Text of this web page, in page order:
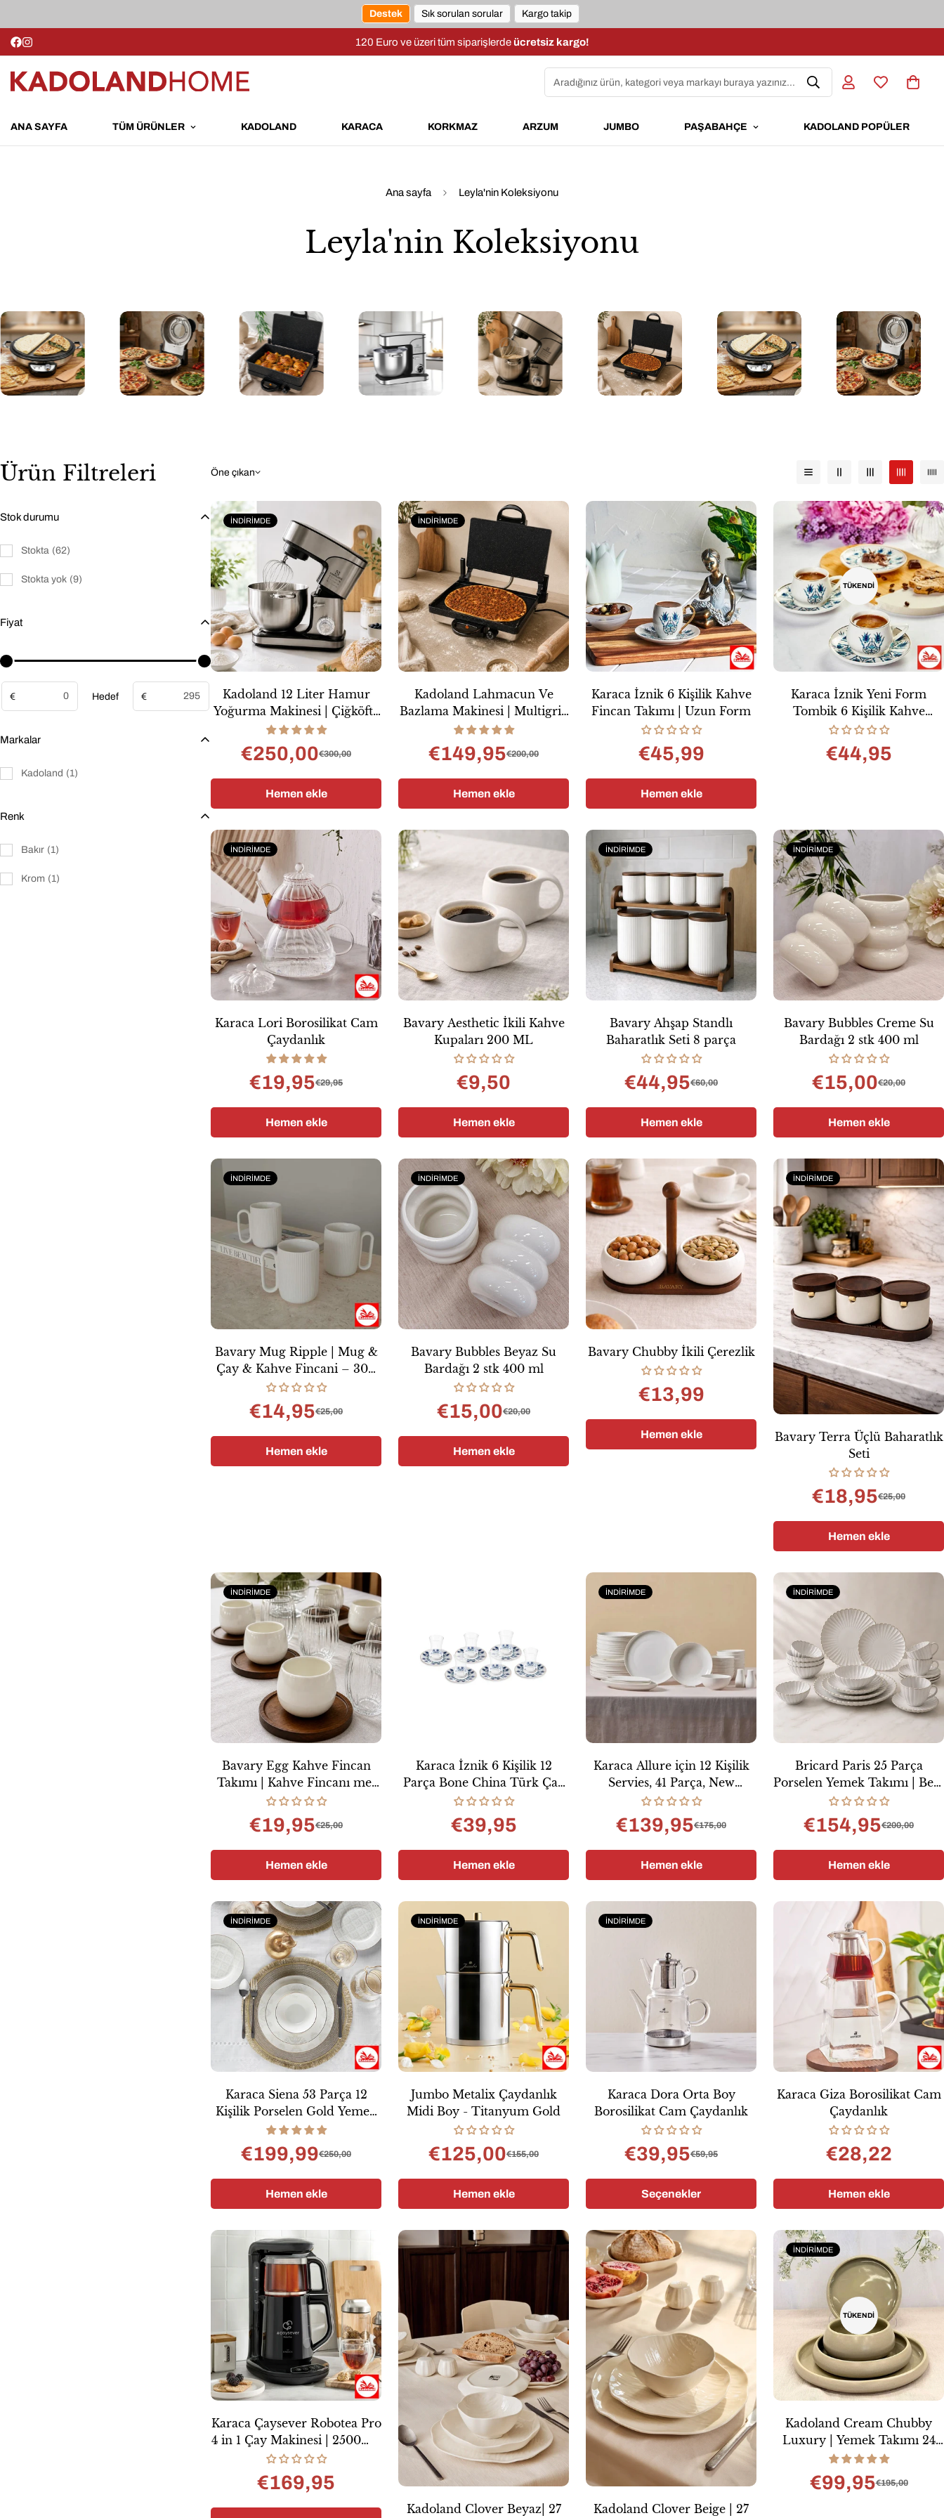
Destek Sık sorulan sorular Kargo takip
120 Euro ve üzeri tüm siparişlerde ücretsiz kargo!
Aradığınız ürün, kategori veya markayı buraya yazınız...
ANA SAYFA TÜM ÜRÜNLER KADOLAND KARACA KORKMAZ ARZUM JUMBO PAŞABAHÇE KADOLAND POPÜLER
Ana sayfa Leyla'nin Koleksiyonu
Leyla'nin Koleksiyonu
Ürün Filtreleri
Stok durumu
Stokta (62)
Stokta yok (9)
Fiyat
€ Hedef €
Markalar
Kadoland (1)
Renk
Bakır (1)
Krom (1)
Öne çıkan
İNDIRIMDE
Kadoland 12 Liter Hamur
Yoğurma Makinesi | Çiğköfte
Yoğurma Makinesi | Kitchen
Chef | Stand Mixer
Satış
€250,00
Normal€300,00
Hemen ekle
İNDIRIMDE
Kadoland Lahmacun Ve
Bazlama Makinesi | Multigrill
| Tava Haric
Satış
€149,95
Normal€200,00
Hemen ekle
Karaca İznik 6 Kişilik Kahve
Fincan Takımı | Uzun Form
Normal
€45,99
Hemen ekle
TÜKENDI
Karaca İznik Yeni Form
Tombik 6 Kişilik Kahve
Fincan Takımı
Normal
€44,95
İNDIRIMDE
Karaca Lori Borosilikat Cam
Çaydanlık
Satış
€19,95
Normal€29,95
Hemen ekle
Bavary Aesthetic İkili Kahve
Kupaları 200 ML
Normal
€9,50
Hemen ekle
İNDIRIMDE
Bavary Ahşap Standlı
Baharatlık Seti 8 parça
Satış
€44,95
Normal€60,00
Hemen ekle
İNDIRIMDE
Bavary Bubbles Creme Su
Bardağı 2 stk 400 ml
Satış
€15,00
Normal€20,00
Hemen ekle
İNDIRIMDE
Bavary Mug Ripple | Mug &
Çay & Kahve Fincani – 300
ML | 3 Parça. Set
Satış
€14,95
Normal€25,00
Hemen ekle
İNDIRIMDE
Bavary Bubbles Beyaz Su
Bardağı 2 stk 400 ml
Satış
€15,00
Normal€20,00
Hemen ekle
Bavary Chubby İkili Çerezlik
Normal
€13,99
Hemen ekle
İNDIRIMDE
Bavary Terra Üçlü Baharatlık
Seti
Satış
€18,95
Normal€25,00
Hemen ekle
İNDIRIMDE
Bavary Egg Kahve Fincan
Takımı | Kahve Fincanı met
Kaseler.
Satış
€19,95
Normal€25,00
Hemen ekle
Karaca İznik 6 Kişilik 12
Parça Bone China Türk Çay
Seti, 130 ml, Mavi
Normal
€39,95
Hemen ekle
İNDIRIMDE
Karaca Allure için 12 Kişilik
Servies, 41 Parça, New
Generation Bone, Beyaz
Satış
€139,95
Normal€175,00
Hemen ekle
İNDIRIMDE
Bricard Paris 25 Parça
Porselen Yemek Takımı | Bej |
25 Parça | 6 Kişilik
Satış
€154,95
Normal€200,00
Hemen ekle
İNDIRIMDE
Karaca Siena 53 Parça 12
Kişilik Porselen Gold Yemek
Takımı
Satış
€199,99
Normal€250,00
Hemen ekle
İNDIRIMDE
Jumbo Metalix Çaydanlık
Midi Boy - Titanyum Gold
Satış
€125,00
Normal€155,00
Hemen ekle
İNDIRIMDE
Karaca Dora Orta Boy
Borosilikat Cam Çaydanlık
Satış
€39,95
Normal€59,95
Seçenekler
Karaca Giza Borosilikat Cam
Çaydanlık
Normal
€28,22
Hemen ekle
Karaca Çaysever Robotea Pro
4 in 1 Çay Makinesi | 2500W |
Black Chrome
Normal
€169,95
Kadoland Clover Beyaz| 27 Kadoland Clover Beige | 27
İNDIRIMDE
TÜKENDI
Kadoland Cream Chubby
Luxury | Yemek Takımı 24
Parça.
Satış
€99,95Normal€195,00